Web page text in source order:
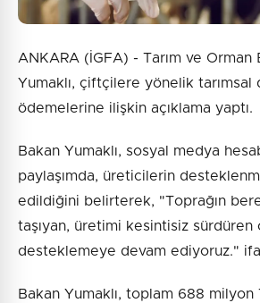
ANKARA (İGFA) - Tarım ve Orman
Yumaklı, çiftçilere yönelik tarımsal
ödemelerine ilişkin açıklama yaptı.
Bakan Yumaklı, sosyal medya
paylaşımda, üreticilerin
edildiğini belirterek, "Toprağın
taşıyan, üretimi kesintisiz
desteklemeye devam ediyoruz."
Bakan Yumaklı, toplam 688 milyon